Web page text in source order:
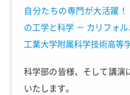
自分たちの専門が大活躍
の工学と科学 － カリフォ
工業大学附属科学技術高等
科学部の皆様、そして講演
いたします。